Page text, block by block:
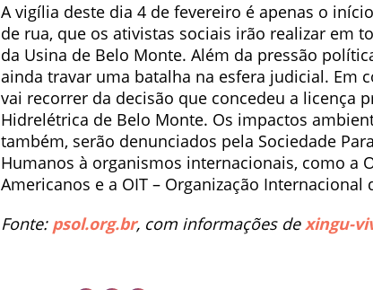
A vigília deste dia 4 de fevereiro é apenas o
de rua, que os ativistas sociais irão realizar em
da Usina de Belo Monte. Além da pressão
ainda travar uma batalha na esfera judicial. Em
vai recorrer da decisão que concedeu a licença
Hidrelétrica de Belo Monte. Os impactos
também, serão denunciados pela Sociedade
Humanos à organismos internacionais, como a
Americanos e a OIT – Organização Internacional
Fonte: psol.org.br, com informações dexingu-